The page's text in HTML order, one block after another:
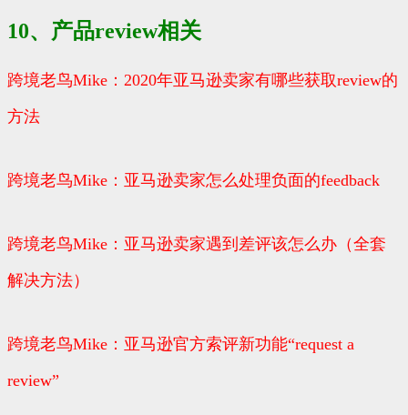
10、产品review相关
跨境老鸟Mike：2020年亚马逊卖家有哪些获取review的
方法
跨境老鸟Mike：亚马逊卖家怎么处理负面的feedback
跨境老鸟Mike：亚马逊卖家遇到差评该怎么办（全套
解决方法）
跨境老鸟Mike：亚马逊官方索评新功能“request a
review”